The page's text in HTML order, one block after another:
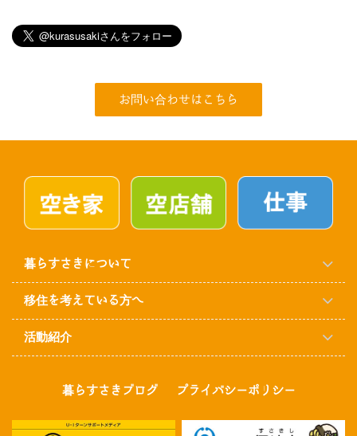
お問い合わせはこちら
暮らすさきについて
移住を考えている方へ
活動紹介
暮らすさきブログ プライバシーポリシー